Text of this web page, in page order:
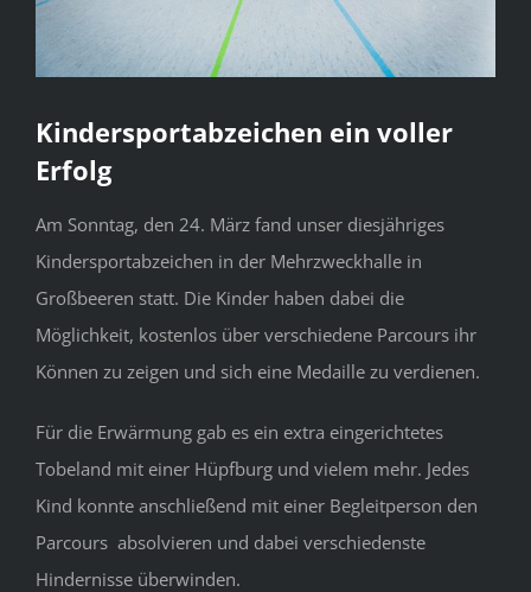
Kindersportabzeichen ein voller
Erfolg
Am Sonntag, den 24. März fand unser diesjähriges
Kindersportabzeichen in der Mehrzweckhalle in
Großbeeren statt. Die Kinder haben dabei die
Möglichkeit, kostenlos über verschiedene Parcours ihr
Können zu zeigen und sich eine Medaille zu verdienen.
Für die Erwärmung gab es ein extra eingerichtetes
Tobeland mit einer Hüpfburg und vielem mehr. Jedes
Kind konnte anschließend mit einer Begleitperson den
Parcours absolvieren und dabei verschiedenste
Hindernisse überwinden.